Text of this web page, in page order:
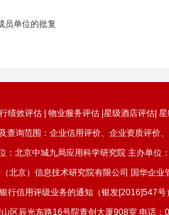
员单位的批复
绩效评估 | 物业服务评估 |星级酒店评估| 星
查询范围：企业信用评价、企业资质评价
：北京中城九局应用科学研究院 主办单位
北京）信息技术研究院有限公司 国华企
行信用评级业务的通知（银发[2016]547号
区辰光东路16号院青创大厦908室 电话